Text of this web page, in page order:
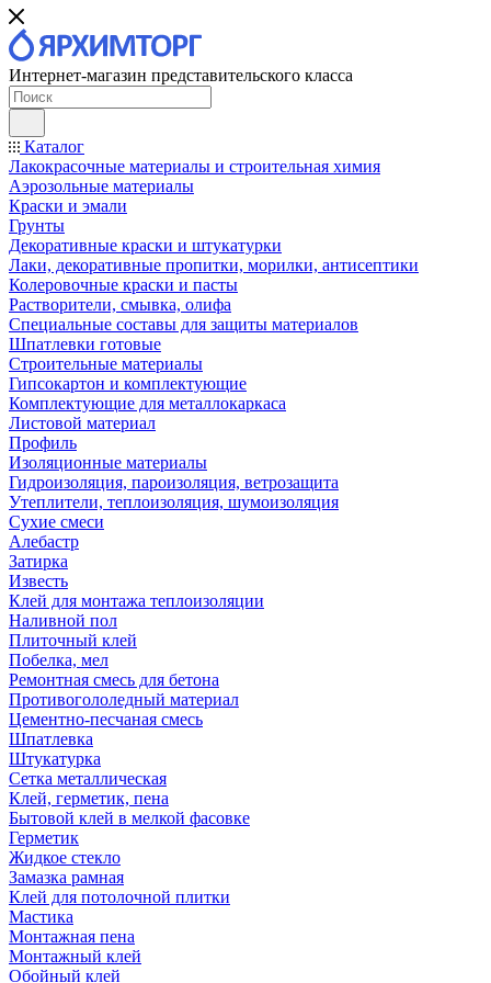
Интернет-магазин представительского класса
Каталог
Лакокрасочные материалы и строительная химия
Аэрозольные материалы
Краски и эмали
Грунты
Декоративные краски и штукатурки
Лаки, декоративные пропитки, морилки, антисептики
Колеровочные краски и пасты
Растворители, смывка, олифа
Специальные составы для защиты материалов
Шпатлевки готовые
Строительные материалы
Гипсокартон и комплектующие
Комплектующие для металлокаркаса
Листовой материал
Профиль
Изоляционные материалы
Гидроизоляция, пароизоляция, ветрозащита
Утеплители, теплоизоляция, шумоизоляция
Сухие смеси
Алебастр
Затирка
Известь
Клей для монтажа теплоизоляции
Наливной пол
Плиточный клей
Побелка, мел
Ремонтная смесь для бетона
Противогололедный материал
Цементно-песчаная смесь
Шпатлевка
Штукатурка
Сетка металлическая
Клей, герметик, пена
Бытовой клей в мелкой фасовке
Герметик
Жидкое стекло
Замазка рамная
Клей для потолочной плитки
Мастика
Монтажная пена
Монтажный клей
Обойный клей